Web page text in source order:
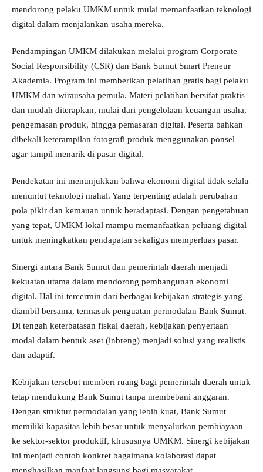
mendorong pelaku UMKM untuk mulai memanfaatkan teknologi
digital dalam menjalankan usaha mereka.
Pendampingan UMKM dilakukan melalui program Corporate
Social Responsibility (CSR) dan Bank Sumut Smart Preneur
Akademia. Program ini memberikan pelatihan gratis bagi pelaku
UMKM dan wirausaha pemula. Materi pelatihan bersifat praktis
dan mudah diterapkan, mulai dari pengelolaan keuangan usaha,
pengemasan produk, hingga pemasaran digital. Peserta bahkan
dibekali keterampilan fotografi produk menggunakan ponsel
agar tampil menarik di pasar digital.
Pendekatan ini menunjukkan bahwa ekonomi digital tidak selalu
menuntut teknologi mahal. Yang terpenting adalah perubahan
pola pikir dan kemauan untuk beradaptasi. Dengan pengetahuan
yang tepat, UMKM lokal mampu memanfaatkan peluang digital
untuk meningkatkan pendapatan sekaligus memperluas pasar.
Sinergi antara Bank Sumut dan pemerintah daerah menjadi
kekuatan utama dalam mendorong pembangunan ekonomi
digital. Hal ini tercermin dari berbagai kebijakan strategis yang
diambil bersama, termasuk penguatan permodalan Bank Sumut.
Di tengah keterbatasan fiskal daerah, kebijakan penyertaan
modal dalam bentuk aset (inbreng) menjadi solusi yang realistis
dan adaptif.
Kebijakan tersebut memberi ruang bagi pemerintah daerah untuk
tetap mendukung Bank Sumut tanpa membebani anggaran.
Dengan struktur permodalan yang lebih kuat, Bank Sumut
memiliki kapasitas lebih besar untuk menyalurkan pembiayaan
ke sektor-sektor produktif, khususnya UMKM. Sinergi kebijakan
ini menjadi contoh konkret bagaimana kolaborasi dapat